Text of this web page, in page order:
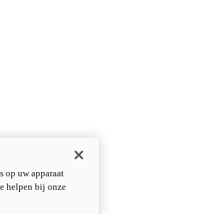
op uw apparaat
helpen bij onze